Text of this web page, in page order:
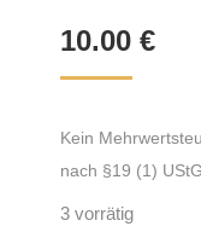
10.00 €
Kein
nach §19 (1)
3 vorrätig